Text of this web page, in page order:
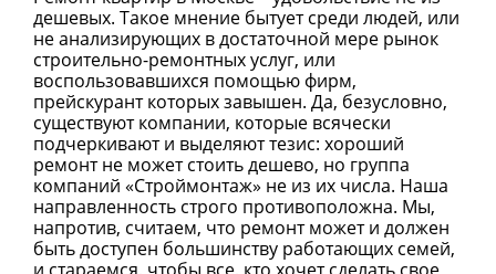
дешевых. Такое мнение бытует среди людей, или
не анализирующих в достаточной мере рынок
строительно-ремонтных услуг, или
воспользовавшихся помощью фирм,
прейскурант которых завышен. Да, безусловно,
существуют компании, которые всячески
подчеркивают и выделяют тезис: хороший
ремонт не может стоить дешево, но группа
компаний «Строймонтаж» не из их числа. Наша
направленность строго противоположна. Мы,
напротив, считаем, что ремонт может и должен
быть доступен большинству работающих семей,